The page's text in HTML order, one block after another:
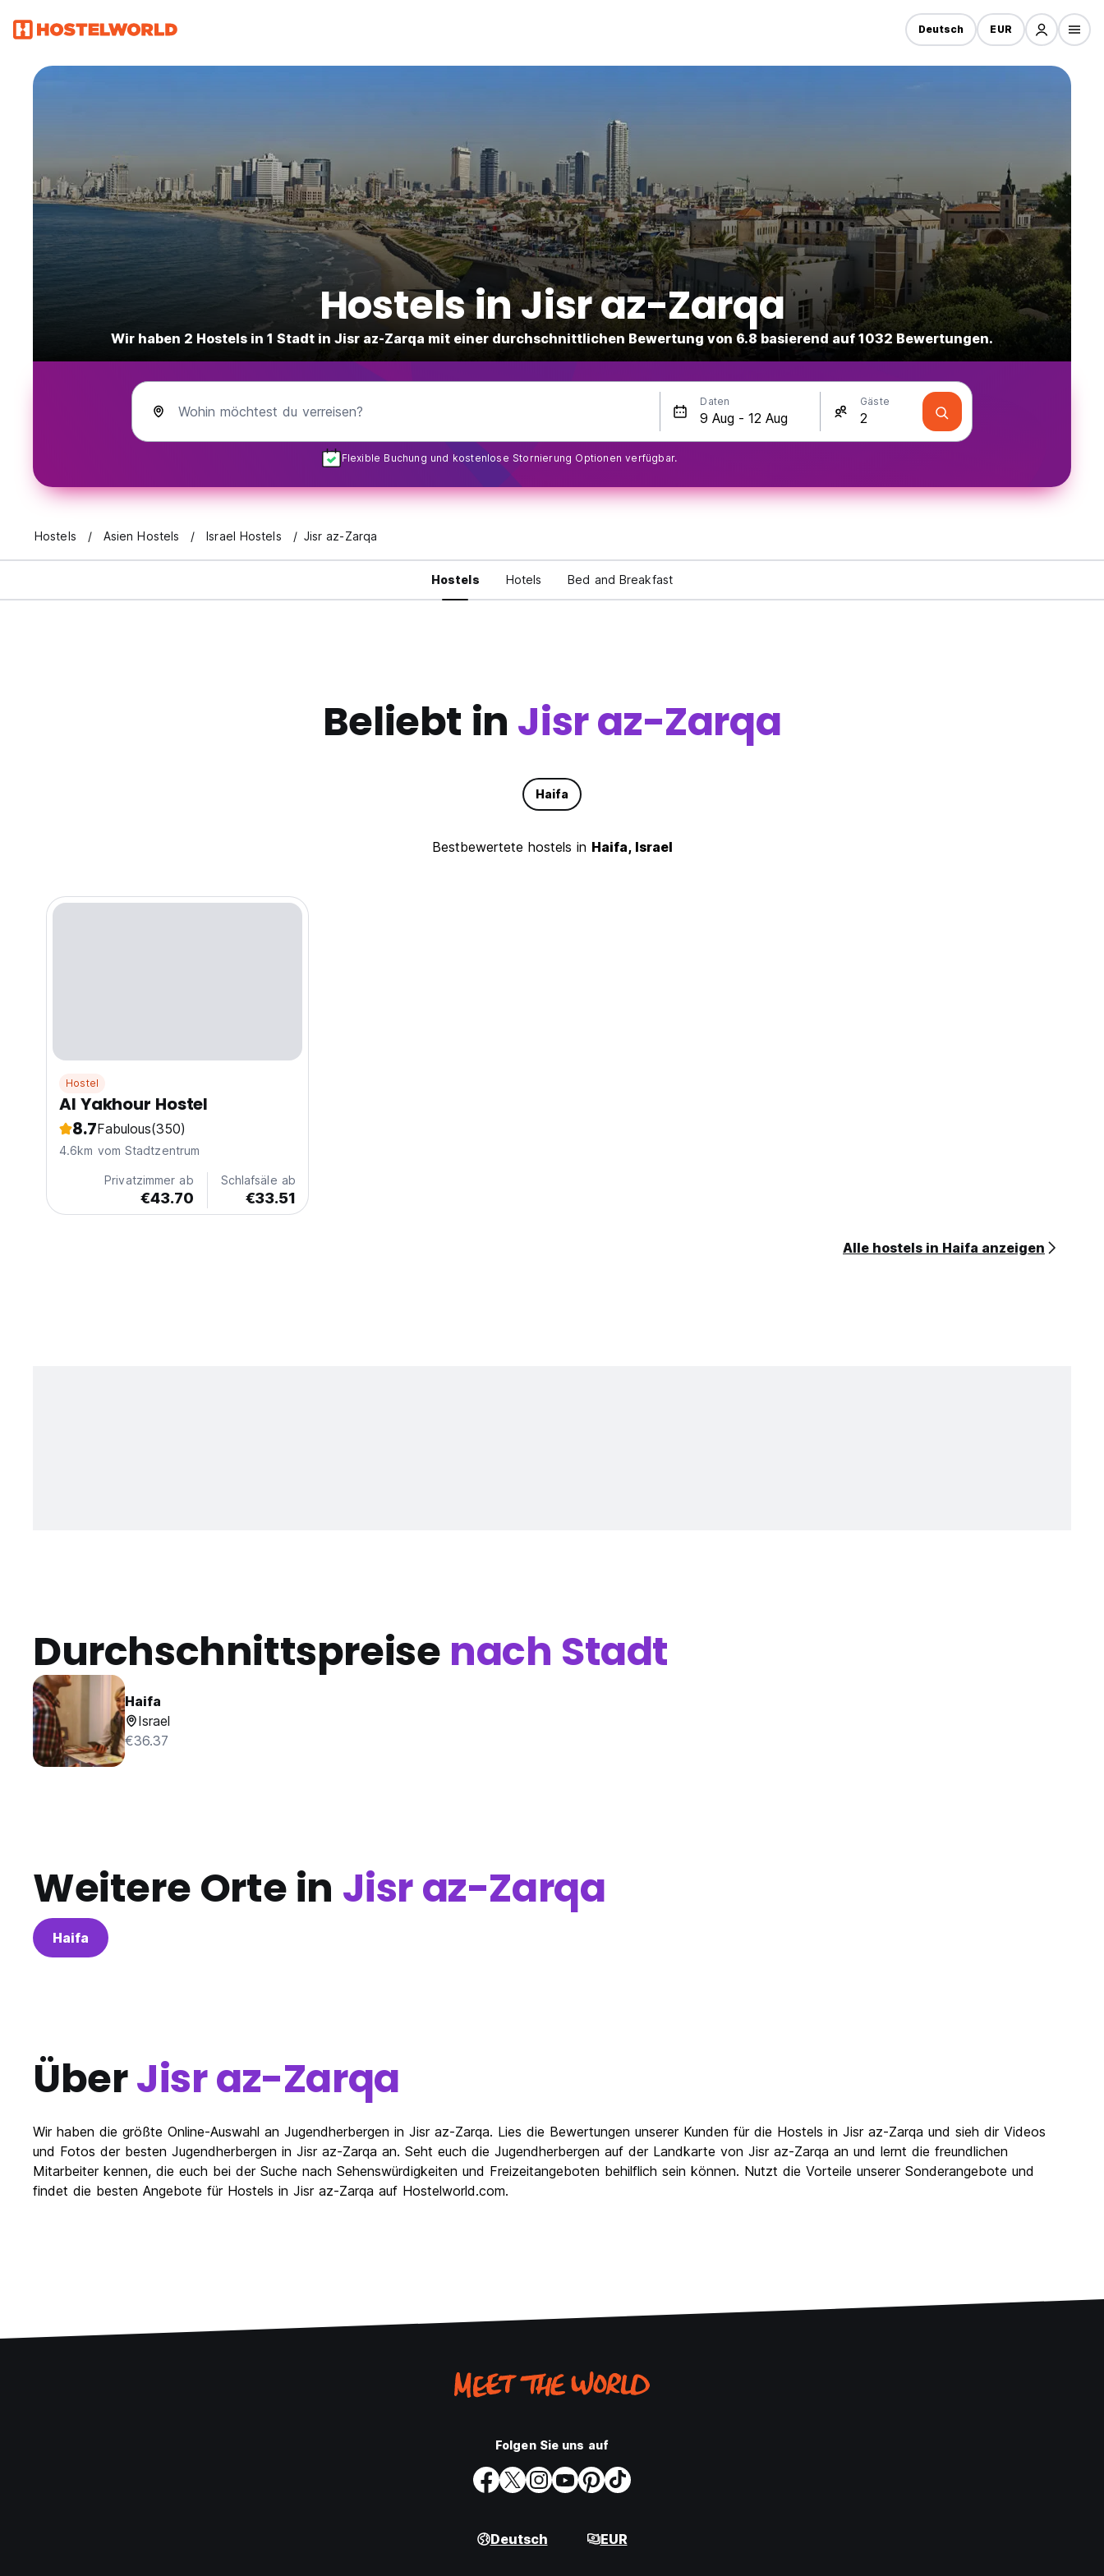
Deutsch EUR
Hostels in Jisr az-Zarqa
Wir haben 2 Hostels in 1 Stadt in Jisr az-Zarqa mit einer durchschnittlichen Bewertung von 6.8 basierend auf 1032 Bewertungen.
Wohin möchtest du verreisen?
Daten Gäste
Flexible Buchung und kostenlose Stornierung Optionen verfügbar.
Hostels Asien Hostels Israel Hostels Jisr az-Zarqa
Hostels Hotels Bed and Breakfast
Beliebt in Jisr az-Zarqa
Haifa
Bestbewertete hostels in Haifa, Israel
Hostel
Al Yakhour Hostel
8.7Fabulous(350)
4.6km vom Stadtzentrum
Privatzimmer ab
€43.70
Schlafsäle ab
€33.51
Alle hostels in Haifa anzeigen
Durchschnittspreise nach Stadt
Haifa
Israel
€36.37
Weitere Orte in Jisr az-Zarqa
Haifa
ÜberJisr az-Zarqa
Wir haben die größte Online-Auswahl an Jugendherbergen in Jisr az-Zarqa. Lies die Bewertungen unserer Kunden für die Hostels in Jisr az-Zarqa und sieh dir Videos
und Fotos der besten Jugendherbergen in Jisr az-Zarqa an. Seht euch die Jugendherbergen auf der Landkarte von Jisr az-Zarqa an und lernt die freundlichen
Mitarbeiter kennen, die euch bei der Suche nach Sehenswürdigkeiten und Freizeitangeboten behilflich sein können. Nutzt die Vorteile unserer Sonderangebote und
findet die besten Angebote für Hostels in Jisr az-Zarqa auf Hostelworld.com.
Folgen Sie uns auf
Deutsch EUR